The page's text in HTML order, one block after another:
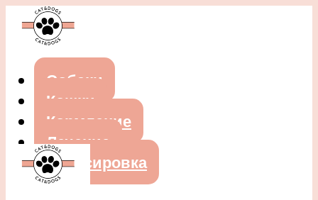
Собаки
Кошки
Кормление
Лечение
Дрессировка